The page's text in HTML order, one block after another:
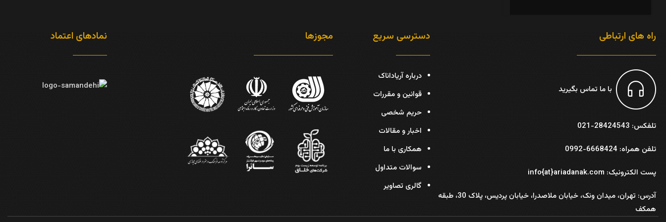
راه های ارتباطی
با ما تماس بگیرید
تلفکس: 28424543-021
تلفن همراه: 6668424-0992
پست الکترونیک: info{at}ariadanak.com
آدرس:
تهران، میدان ونک، خیابان ملاصدرا، خیابان پردیس، پلاک 30، طبقه
همکف
دسترسی سریع
درباره آریاداناک
قوانین و مقررات
حریم شخصی
اخبار و مقالات
همکاری با ما
سوالات متداول
گالری تصاویر
مجوزها نمادهای اعتماد